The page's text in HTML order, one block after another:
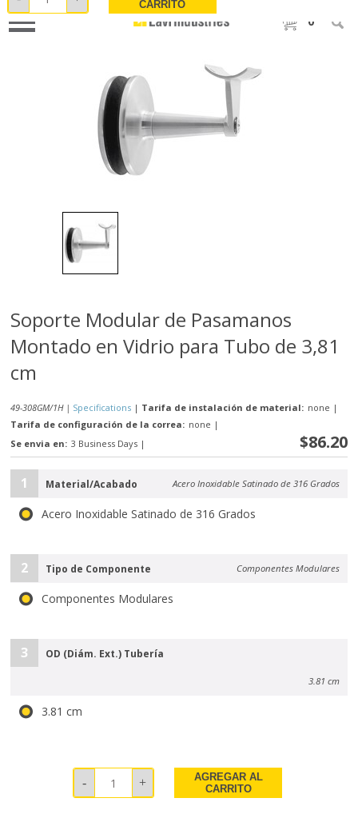
0
Soporte Modular de Pasamanos
Montado en Vidrio para Tubo de 3,81
cm
49-308GM/1H | Specifications | Tarifa de instalación de material: none |
Tarifa de configuración de la correa: none |
Se envia en: 3 Business Days | $86.20
1 Material/Acabado Acero Inoxidable Satinado de 316 Grados
Acero Inoxidable Satinado de 316 Grados
2 Tipo de Componente Componentes Modulares
Componentes Modulares
3 OD (Diám. Ext.) Tubería
3.81 cm
3.81 cm
CARRITO
AGREGAR AL
CARRITO